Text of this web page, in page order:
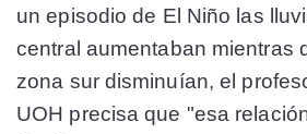
un episodio de El Niño las
central aumentaban mientras
zona sur disminuían, el
UOH precisa que "esa